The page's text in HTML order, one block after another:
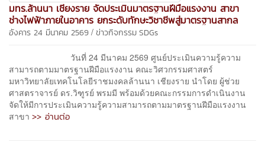
มทร.ล้านนา เชียงราย จัดประเมินมาตรฐานฝีมือแรงงาน สาขา
ช่างไฟฟ้าภายในอาคาร ยกระดับทักษะวิชาชีพสู่มาตรฐานสากล
อังคาร 24 มีนาคม 2569 / ข่าวกิจกรรมSDGs
วันที่ 24 มีนาคม 2569 ศูนย์ประเมินความรู้ความ
สามารถตามมาตรฐานฝีมือแรงงาน คณะวิศวกรรมศาสตร์
มหาวิทยาลัยเทคโนโลยีราชมงคลล้านนา เชียงราย นำโดย ผู้ช่วย
ศาสตราจารย์ ดร.วิฑูรย์ พรมมี พร้อมด้วยคณะกรรมการดำเนินงาน
จัดให้มีการประเมินความรู้ความสามารถตามมาตรฐานฝีมือแรงงาน
สาขา >> อ่านต่อ